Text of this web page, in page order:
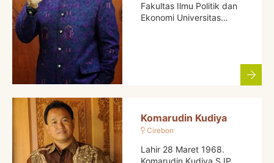
Fakultas Ilmu Politik dan
Ekonomi Universitas…
Komarudin Kudiya
Cirebon
Lahir 28 Maret 1968.
Komarudin Kudiya S.IP,